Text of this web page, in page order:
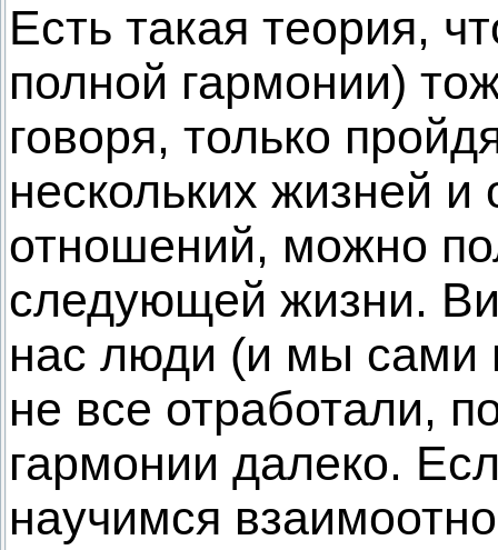
Есть такая теория,
полной гармонии)
говоря, только
нескольких жизней
отношений, можно
следующей жизни.
нас люди (и мы сами
не все отработали,
гармонии далеко.
научимся